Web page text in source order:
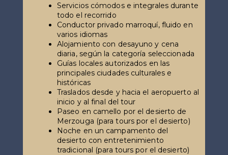
Servicios cómodos e integrales durante
todo el recorrido
Conductor privado marroquí, fluido en
varios idiomas
Alojamiento con desayuno y cena
diaria, según la categoría seleccionada
Guías locales autorizados en las
principales ciudades culturales e
históricas
Traslados desde y hacia el aeropuerto al
inicio y al final del tour
Paseo en camello por el desierto de
Merzouga (para tours por el desierto)
Noche en un campamento del
desierto con entretenimiento
tradicional (para tours por el desierto)